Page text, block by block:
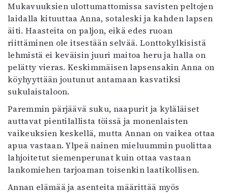
Lehdet
4/2026
2–3/2026
1/2026
6/2025
5/2025 saame
Lehtiarkisto
Info
Tilaus ja irtonumerot
Yhteistyössä
Toimitus
Mediatiedot
Mukavuuksien ulottumattomissa savisten peltojen
laidalla kituuttaa Anna, sotaleski ja kahden lapsen
äiti. Haasteita on paljon, eikä edes ruoan
riittäminen ole itsestään selvää. Lonttokylkisistä
lehmistä ei keväisin juuri maitoa heru ja halla on
pelätty vieras. Keskimmäisen lapsensakin Anna on
köyhyyttään joutunut antamaan kasvatiksi
sukulaistaloon.
Paremmin pärjäävä suku, naapurit ja kyläläiset
auttavat pientilallista töissä ja monenlaisten
vaikeuksien keskellä, mutta Annan on vaikea ottaa
apua vastaan. Ylpeä nainen mieluummin puolittaa
lahjoitetut siemenperunat kuin ottaa vastaan
lankomiehen tarjoaman toisenkin laatikollisen.
Annan elämää ja asenteita määrittää myös